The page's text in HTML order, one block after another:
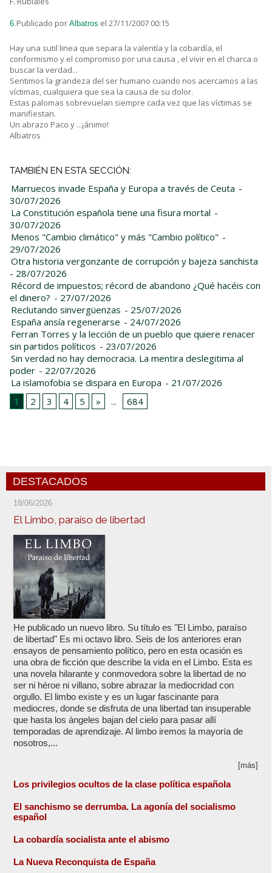
6.Publicado por Albatros el 27/11/2007 00:15
Hay una sutil linea que separa la valentía y la cobardía, el
conformismo y el compromiso por una causa , el vivir en el charca o
buscar la verdad...
Sentimos la grandeza del ser humano cuando nos acercamos a las
víctimas, cualquiera que sea la causa de su dolor.
Estas palomas sobrevuelan siempre cada vez que las víctimas se
manifiestan.
Un abrazo Paco y ...¡ánimo!
Albatros
TAMBIÉN EN ESTA SECCIÓN:
Marruecos invade España y Europa a través de Ceuta -
30/07/2026
La Constitución española tiene una fisura mortal -
30/07/2026
Menos "Cambio climático" y más "Cambio político" -
29/07/2026
Otra historia vergonzante de corrupción y bajeza sanchista
- 28/07/2026
Récord de impuestos; récord de abandono ¿Qué hacéis con
el dinero? - 27/07/2026
Reclutando sinvergüenzas - 25/07/2026
España ansía regenerarse - 24/07/2026
Ferran Torres y la lección de un pueblo que quiere renacer
sin partidos políticos - 23/07/2026
Sin verdad no hay democracia. La mentira deslegitima al
poder - 22/07/2026
La islamofobia se dispara en Europa - 21/07/2026
1
2 3 4 5 » ... 684
DESTACADOS
18/06/2026
El Limbo, paraíso de libertad
He publicado un nuevo libro. Su título es "El Limbo, paraíso
de libertad" Es mi octavo libro. Seis de los anteriores eran
ensayos de pensamiento político, pero en esta ocasión es
una obra de ficción que describe la vida en el Limbo. Esta es
una novela hilarante y conmovedora sobre la libertad de no
ser ni héroe ni villano, sobre abrazar la mediocridad con
orgullo. El limbo existe y es un lugar fascinante para
mediocres, donde se disfruta de una libertad tan insuperable
que hasta los ángeles bajan del cielo para pasar allí
temporadas de aprendizaje. Al limbo iremos la mayoría de
nosotros,...
[más]
Los privilegios ocultos de la clase política española
El sanchismo se derrumba. La agonía del socialismo
español
La cobardía socialista ante el abismo
La Nueva Reconquista de España